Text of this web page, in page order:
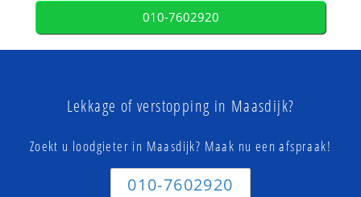
010-7602920
Lekkage of verstopping in Maasdijk?
Zoekt u loodgieter in Maasdijk? Maak nu een afspraak!
010-7602920